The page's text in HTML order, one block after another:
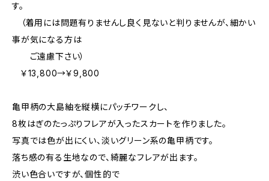
す。
（着用には問題有りませんし良く見ないと判りませんが、細かい
事が気になる方は
ご遠慮下さい）
￥13,800→￥9,800
亀甲柄の大島紬を縦横にパッチワークし、
8枚はぎのたっぷりフレアが入ったスカートを作りました。
写真では色が出にくい、淡いグリーン系の亀甲柄です。
落ち感の有る生地なので、綺麗なフレアが出ます。
渋い色合いですが、個性的で